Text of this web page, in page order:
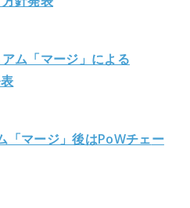
ム「マージ」による
「マージ」後はPoWチェー